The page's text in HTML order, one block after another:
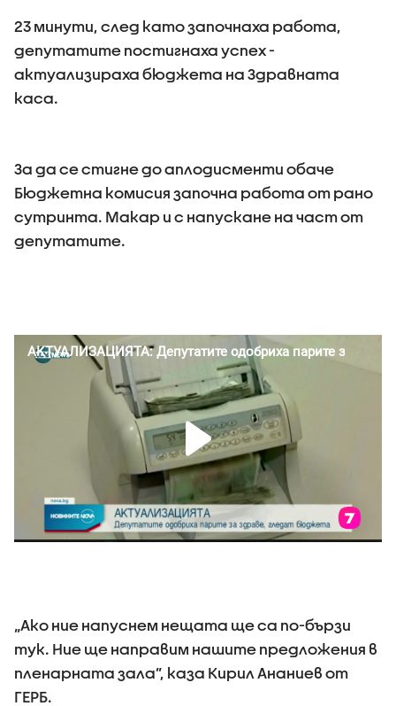
23 минути, след като започнаха работа,
депутатите постигнаха успех -
актуализираха бюджета на Здравната
каса.
За да се стигне до аплодисменти обаче
Бюджетна комисия започна работа от рано
сутринта. Макар и с напускане на част от
депутатите.
„Ако ние напуснем нещата ще са по-бързи
тук. Ние ще направим нашите предложения в
пленарната зала”, каза Кирил Ананиев от
ГЕРБ.